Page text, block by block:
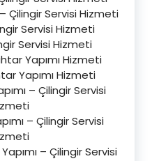
Çilingir Servisi Hizmeti
Servisi Hizmeti
Servisi Hizmeti
Yapımı Hizmeti
Yapımı Hizmeti
– Çilingir Servisi
– Çilingir Servisi
– Çilingir Servisi